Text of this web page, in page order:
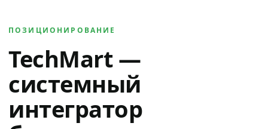
ПОЗИЦИОНИРОВАНИЕ
TechMart —
системный
интегратор